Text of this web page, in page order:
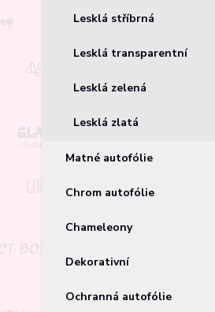
Lesklá stříbrná
Lesklá transparentní
Lesklá zelená
Lesklá zlatá
Matné autofólie
Chrom autofólie
Chameleony
Dekorativní
Ochranná autofólie